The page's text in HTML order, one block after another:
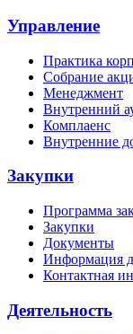
Управление
Практика
Собрание
Менеджмент
Внутренний
Комплаенс
Внутренние
Закупки
Программа
Закупки
Документы
Информация
Контактная
Деятельность